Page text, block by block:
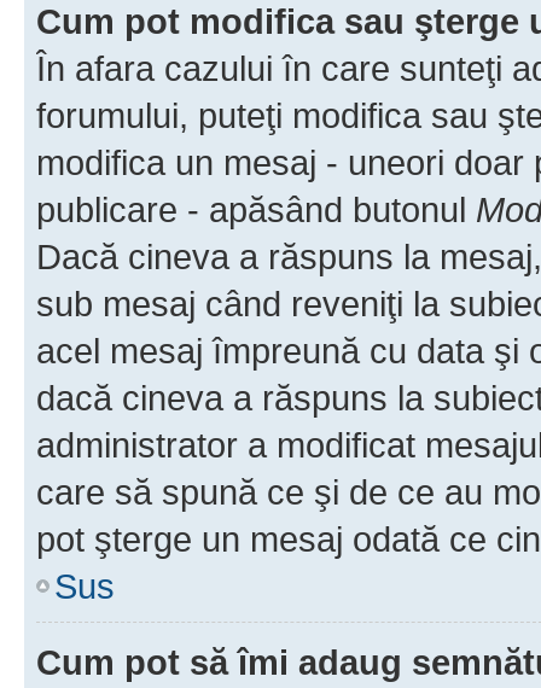
Cum pot modifica sau şterge
În afara cazului în care sunteţi
forumului, puteţi modifica sau
modifica un mesaj - uneori
publicare - apăsând butonul
Dacă cineva a răspuns la
sub mesaj când reveniţi la
acel mesaj împreună cu data şi
dacă cineva a răspuns la
administrator a modificat
care să spună ce şi de ce au
pot şterge un mesaj odată ce
Sus
Cum pot să îmi adaug